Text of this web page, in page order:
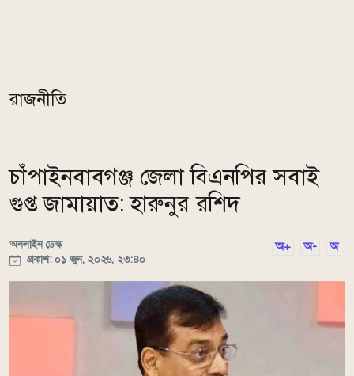
রাজনীতি
চাঁপাইনবাবগঞ্জ জেলা বিএনপির সবাই
গুপ্ত জামায়াত: হারুনুর রশিদ
অনলাইন ডেস্ক
প্রকাশ: ০১ জুন, ২০২৬, ২৩:৪০
অ+ অ- অ